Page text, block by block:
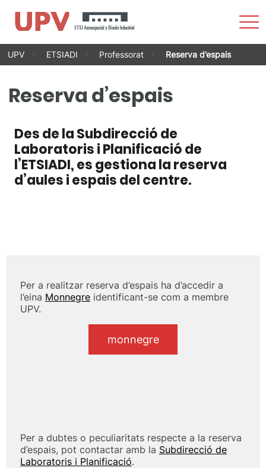
VésUPV ETSIADI Professorat Reserva d’espais
Reserva d’espais
Des de la Subdirecció de
Laboratoris i Planificació de
l’ETSIADI, es gestiona la reserva
d’aules i espais del centre.
Per a realitzar reserva d’espais ha d’accedir a
l’eina Monnegre identificant-se com a membre
UPV.
monnegre
Per a dubtes o peculiaritats respecte a la reserva
d’espais, pot contactar amb la Subdirecció de
Laboratoris i Planificació.